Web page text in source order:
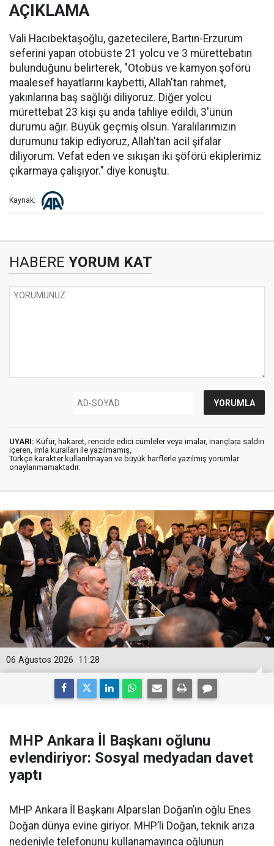
AÇIKLAMA
Vali Hacıbektaşoğlu, gazetecilere, Bartın-Erzurum
seferini yapan otobüste 21 yolcu ve 3 mürettebatın
bulunduğunu belirterek, "Otobüs ve kamyon şoförü
maalesef hayatlarını kaybetti, Allah'tan rahmet,
yakınlarına baş sağlığı diliyoruz. Diğer yolcu
mürettebat 23 kişi şu anda tahliye edildi, 3'ünün
durumu ağır. Büyük geçmiş olsun. Yaralılarımızın
durumunu takip ediyoruz, Allah'tan acil şifalar
diliyorum. Vefat eden ve sıkışan iki şöförü ekiplerimiz
çıkarmaya çalışıyor." diye konuştu.
Kaynak:
HABERE YORUM KAT
UYARI: Küfür, hakaret, rencide edici cümleler veya imalar, inançlara saldırı
içeren, imla kuralları ile yazılmamış,
Türkçe karakter kullanılmayan ve büyük harflerle yazılmış yorumlar
onaylanmamaktadır.
11:28
06 Ağustos 2026
MHP Ankara İl Başkanı oğlunu
evlendiriyor: Sosyal medyadan davet
yaptı
MHP Ankara İl Başkanı Alparslan Doğan’ın oğlu Enes
Doğan dünya evine giriyor. MHP’li Doğan, teknik arıza
nedeniyle telefonunu kullanamayınca oğlunun